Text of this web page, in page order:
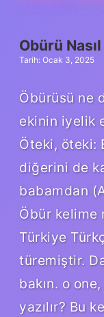
Obürü Nasıl
Tarih: Ocak 3, 2025
Öbürüsü ne
ekinin iyelik
Öteki, öteki:
diğerini de
babamdan
Öbür kelime
Türkiye
türemiştir.
bakın. o
yazılır? Bu